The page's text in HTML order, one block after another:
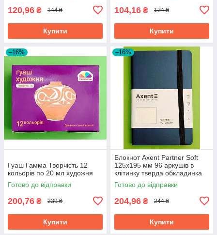
120,96 ₴ 144 ₴
Купити
104,16 ₴ 124 ₴
Купити
–16%
Гуаш Гамма Творчість 12
кольорів по 20 мл художня
Готово до відправки
200,76 ₴ 239 ₴
Купити
–16%
Блокнот Axent Partner Soft
125х195 мм 96 аркушів в
клітинку тверда обкладинка
синій
Готово до відправки
204,96 ₴ 244 ₴
Купити